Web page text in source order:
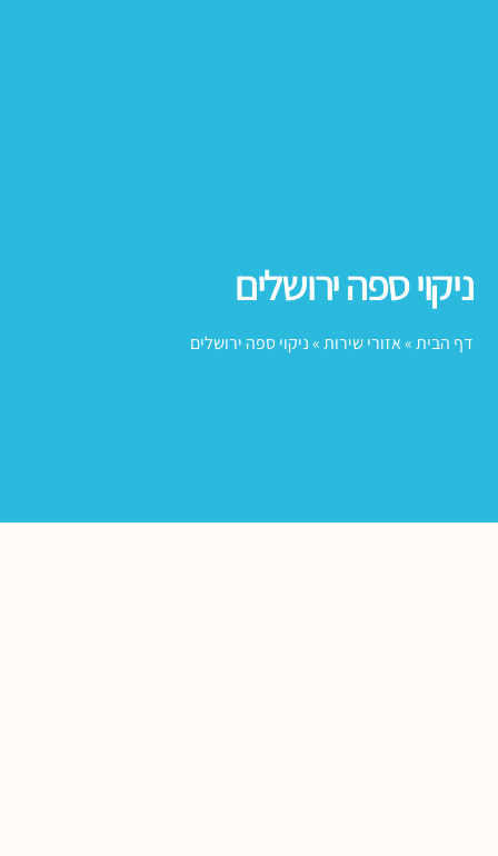
ניקוי ספה ירושלים
דף הבית»אזורי שירות»ניקוי ספה ירושלים